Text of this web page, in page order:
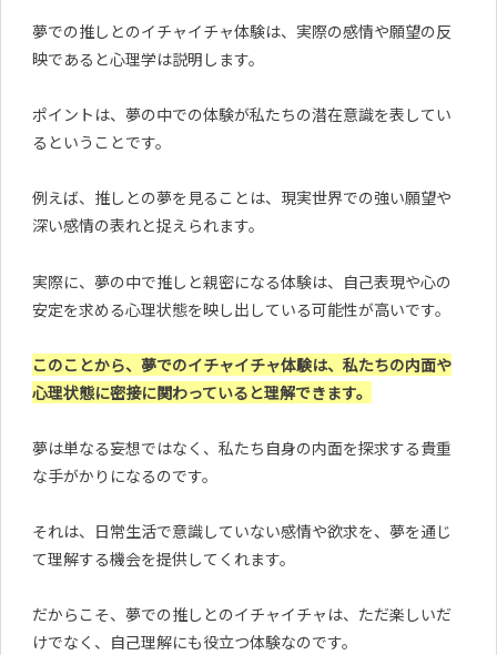
夢での推しとのイチャイチャ体験は、実際の感情や願望の反
映であると心理学は説明します。
ポイントは、夢の中での体験が私たちの潜在意識を表してい
るということです。
例えば、推しとの夢を見ることは、現実世界での強い願望や
深い感情の表れと捉えられます。
実際に、夢の中で推しと親密になる体験は、自己表現や心の
安定を求める心理状態を映し出している可能性が高いです。
このことから、夢でのイチャイチャ体験は、私たちの内面や
心理状態に密接に関わっていると理解できます。
夢は単なる妄想ではなく、私たち自身の内面を探求する貴重
な手がかりになるのです。
それは、日常生活で意識していない感情や欲求を、夢を通じ
て理解する機会を提供してくれます。
だからこそ、夢での推しとのイチャイチャは、ただ楽しいだ
けでなく、自己理解にも役立つ体験なのです。